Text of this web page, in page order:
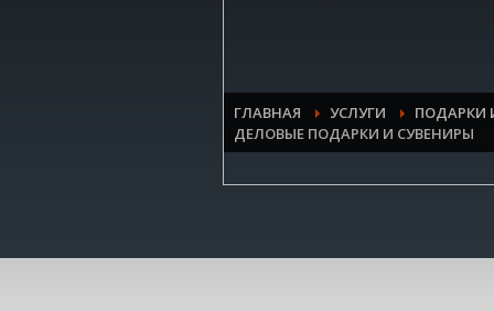
ГЛАВНАЯ УСЛУГИ
ПОДАРКИ
ДЕЛОВЫЕ ПОДАРКИ И СУВЕНИРЫ